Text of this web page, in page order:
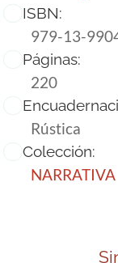
ISBN:
979-13-
Páginas:
220
Rústica
Colección:
NARRATIVA